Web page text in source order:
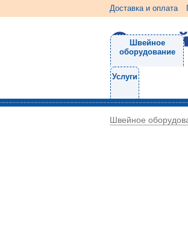
Доставка и оплата
Швейное
оборудование
Услуги
Швейное